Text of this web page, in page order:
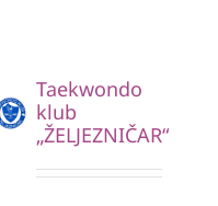
Taekwondo
klub
„ŽELJEZNIČAR“